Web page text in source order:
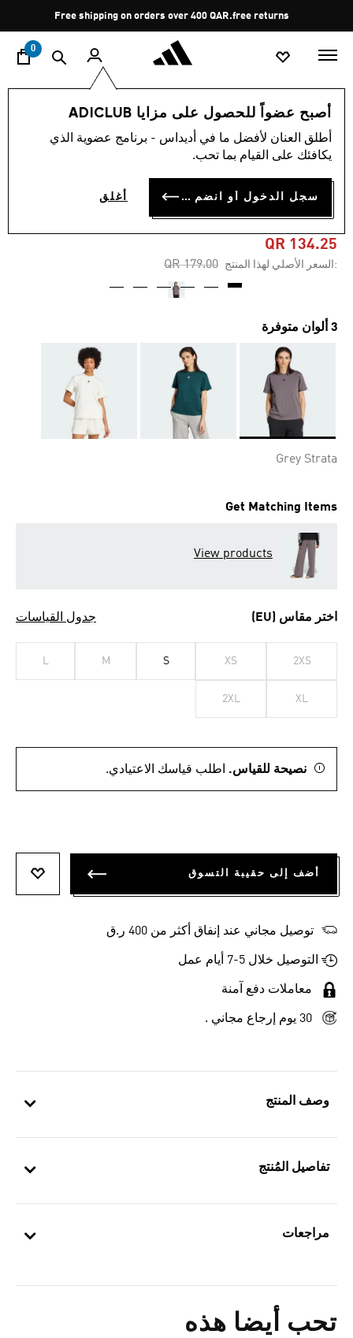
Pause
promotion
rotation
Free shipping on orders over 400 QAR.free returns
0
أصبح عضواً للحصول على مزايا ADICLUB
أطلق العنان لأفضل ما في أديداس - برنامج عضوية الذي
يكافئك على القيام بما تحب.
سجل الدخول أو انضم الآن أغلق
وصف المنتج
تفاصيل المُنتج
مراجعات
تحب أيضا هذه
النساء الملابس
-25%
5.0 (1)
ESSENTIALS تي شيرت واسع
الأضلاع المصمم لفصل الشتاء
QR 134.25
:السعر الأصلي لهذا المنتج Price reduced from
QR 179.00
to
3 ألوان متوفرة
Grey Strata
Get Matching Items
View products
اختر مقاس (EU) جدول القياسات
2XS
XS
S
M
L
XL
2XL
نصيحة للقياس. اطلب قياسك الاعتيادي.
أضف إلى حقيبة التسوق
توصيل مجاني عند إنفاق أكثر من 400 ر.ق
التوصيل خلال 5-7 أيام عمل
معاملات دفع آمنة